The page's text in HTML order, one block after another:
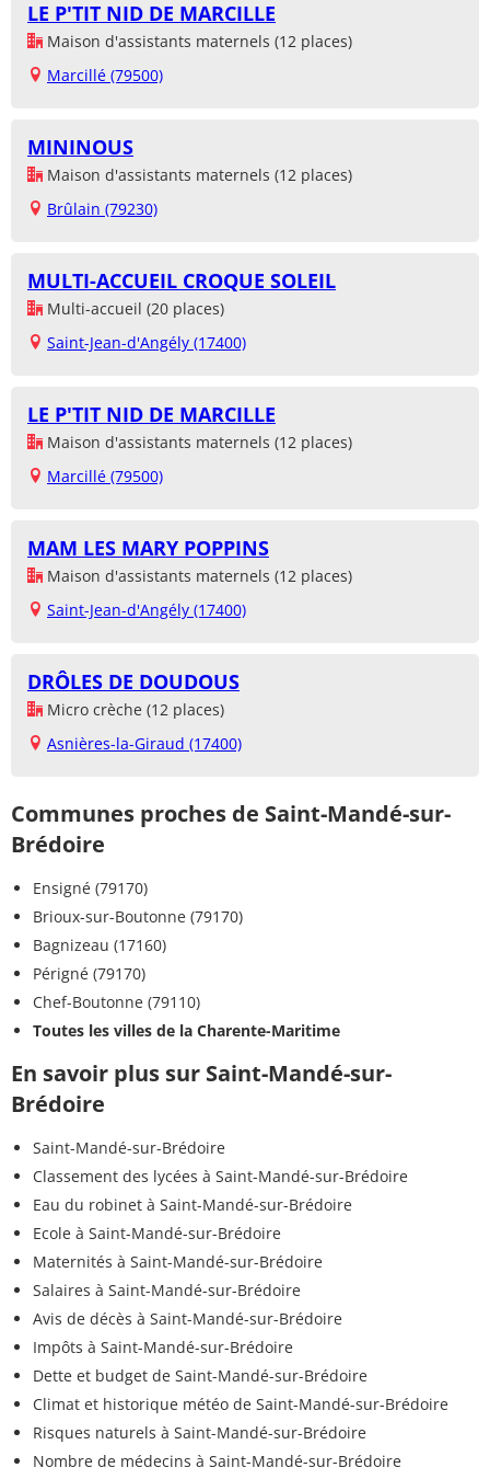
LE P'TIT NID DE MARCILLE
Maison d'assistants maternels (12 places)
Marcillé (79500)
MININOUS
Maison d'assistants maternels (12 places)
Brûlain (79230)
MULTI-ACCUEIL CROQUE SOLEIL
Multi-accueil (20 places)
Saint-Jean-d'Angély (17400)
LE P'TIT NID DE MARCILLE
Maison d'assistants maternels (12 places)
Marcillé (79500)
MAM LES MARY POPPINS
Maison d'assistants maternels (12 places)
Saint-Jean-d'Angély (17400)
DRÔLES DE DOUDOUS
Micro crèche (12 places)
Asnières-la-Giraud (17400)
Communes proches de Saint-Mandé-sur-
Brédoire
Ensigné (79170)
Brioux-sur-Boutonne (79170)
Bagnizeau (17160)
Périgné (79170)
Chef-Boutonne (79110)
Toutes les villes de la Charente-Maritime
En savoir plus sur Saint-Mandé-sur-
Brédoire
Saint-Mandé-sur-Brédoire
Classement des lycées à Saint-Mandé-sur-Brédoire
Eau du robinet à Saint-Mandé-sur-Brédoire
Ecole à Saint-Mandé-sur-Brédoire
Maternités à Saint-Mandé-sur-Brédoire
Salaires à Saint-Mandé-sur-Brédoire
Avis de décès à Saint-Mandé-sur-Brédoire
Impôts à Saint-Mandé-sur-Brédoire
Dette et budget de Saint-Mandé-sur-Brédoire
Climat et historique météo de Saint-Mandé-sur-Brédoire
Risques naturels à Saint-Mandé-sur-Brédoire
Nombre de médecins à Saint-Mandé-sur-Brédoire